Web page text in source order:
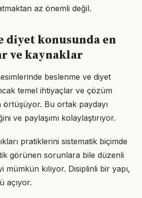
az önemli değil.
diyet konusunda en
ve kaynaklar
beslenme ve diyet
temel ihtiyaçlar ve çözüm
örtüşüyor. Bu ortak paydayı
ve paylaşımı kolaylaştırıyor.
pratiklerini sistematik biçimde
görünen sorunlara bile düzenli
kılıyor. Disiplinli bir yapı,
açıyor.